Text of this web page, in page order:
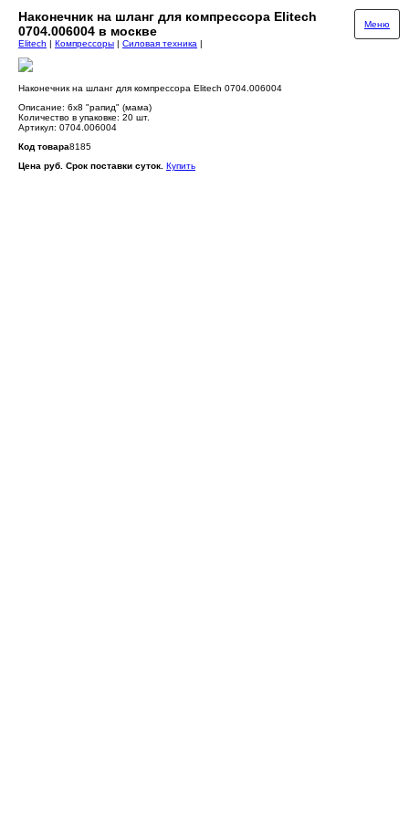
Наконечник на шланг для компрессора Elitech
0704.006004 в москве
Меню
Elitech | Компрессоры | Силовая техника |
Наконечник на шланг для компрессора Elitech 0704.006004
Описание: 6х8 "рапид" (мама)
Количество в упаковке: 20 шт.
Артикул: 0704.006004
Код товара8185
Цена руб. Срок поставки суток. Купить